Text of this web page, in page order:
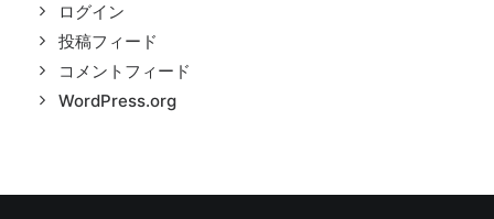
ログイン
投稿フィード
コメントフィード
WordPress.org